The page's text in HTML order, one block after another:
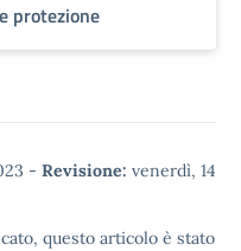
protezione
- Revisione: venerdì, 14
questo articolo è stato